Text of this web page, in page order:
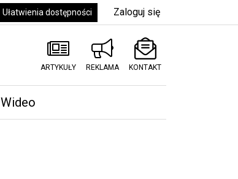
Ułatwienia dostępności Zaloguj się
ARTYKUŁY REKLAMA KONTAKT
Wideo